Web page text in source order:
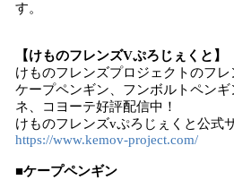
す。
【けものフレンズVぷろじぇくと】
けものフレンズプロジェクトのフレ
ケープペンギン、フンボルトペン
ネ、コヨーテ好評配信中！
けものフレンズvぷろじぇくと公式
https://www.kemov-project.com/
■ケープペンギン